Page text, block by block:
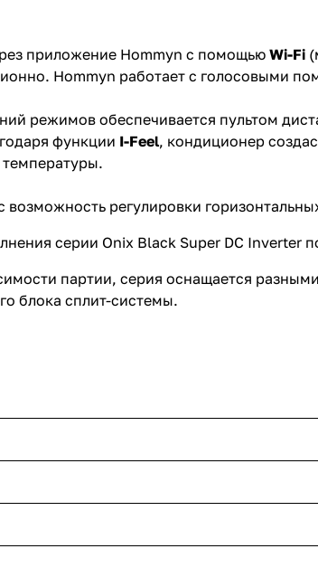
приложение Hommyn с помощью Wi-Fi
Hommyn работает с голосовыми
режимов обеспечивается пультом
функции I-Feel, кондиционер
температуры.
возможность регулировки
серии Onix Black Super DC Inverter
партии, серия оснащается
блока сплит-системы.